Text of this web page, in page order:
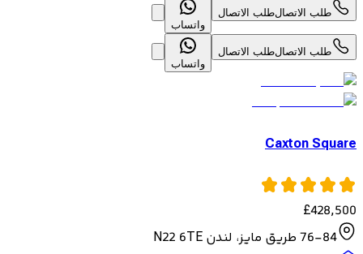
طلب الاتصالطلب الاتصال
واتساب
طلب الاتصالطلب الاتصال
واتساب
Caxton Square
£428,500
76-84 طريق مايز، لندن N22 6TE